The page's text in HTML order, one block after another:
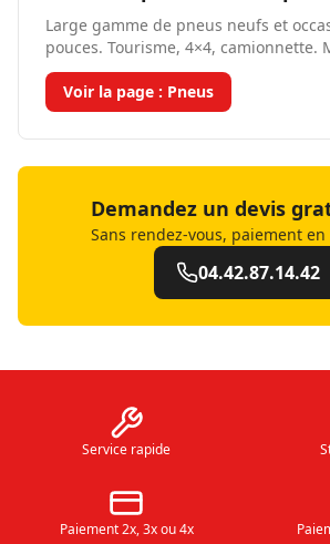
Large gamme de pneus neufs et
pouces. Tourisme, 4×4, camionnette.
Voir la page : Pneus
Demandez un devis
Sans rendez-vous, paiement en
04.42.87.14.42
Service rapide
Paiement 2x, 3x ou 4x